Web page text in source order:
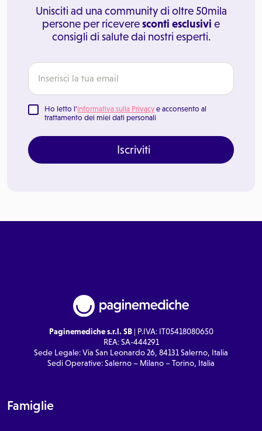
Unisciti ad una community di oltre 50mila
persone per riceveresconti esclusivi e
consigli di salute dai nostri esperti.
Ho letto l'Informativa sulla Privacy e acconsento al
trattamento dei miei dati personali
Iscriviti
Paginemediche s.r.l. SB| P.IVA: IT05418080650
REA: SA-444291
Sede Legale: Via San Leonardo 26, 84131 Salerno, Italia
Sedi Operative: Salerno – Milano – Torino, Italia
Famiglie